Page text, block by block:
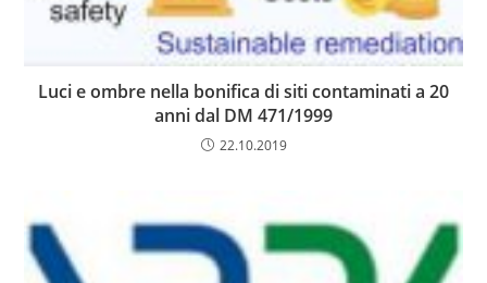
Luci e ombre nella bonifica di siti contaminati a 20
anni dal DM 471/1999
22.10.2019